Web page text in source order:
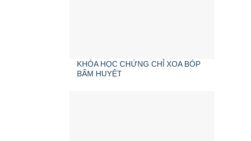
KHÓA HỌC CHỨNG CHỈ XOA BÓP
BẤM HUYỆT